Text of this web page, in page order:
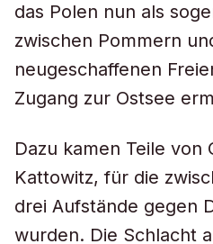
das Polen nun als
zwischen Pommern
neugeschaffenen
Zugang zur Ostsee
Dazu kamen Teile von
Kattowitz, für die
drei Aufstände gegen
wurden. Die Schlacht